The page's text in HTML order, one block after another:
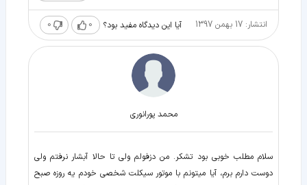
انتشار: 17 بهمن 1397 آیا این دیدگاه مفید بود؟ 0
0
محمد پورانوری
سلام مطلب خوبی بود تشکر. من دزفولم ولی تا حالا آبشار نرفتم ولی
دوست دارم برم، آیا میتونم با موتور سیکلت شخصی خودم یه روزه صبح